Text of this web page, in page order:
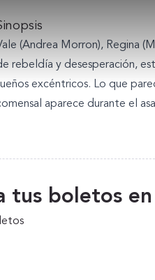
(Andrea Morron), Regina
rebeldía y desesperación,
excéntricos. Lo que
aparece durante el
tus boletos